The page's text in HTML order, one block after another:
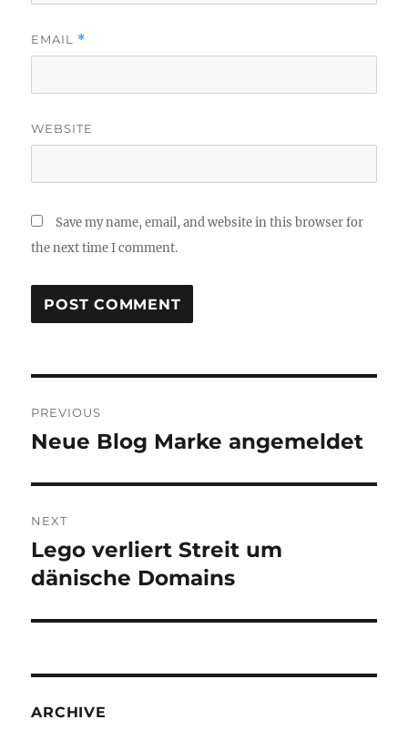
EMAIL *
WEBSITE
Save my name, email, and website in this browser for
the next time I comment.
navigation
PREVIOUS
Previous
Neue Blog Marke angemeldet
NEXT
Next
post:
Lego verliert Streit um
dänische Domains
ARCHIVE